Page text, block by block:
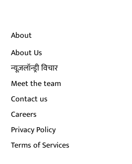
About
About Us
न्यूज़लॉन्ड्री विचार
Meet the team
Contact us
Careers
Privacy Policy
Terms of Services